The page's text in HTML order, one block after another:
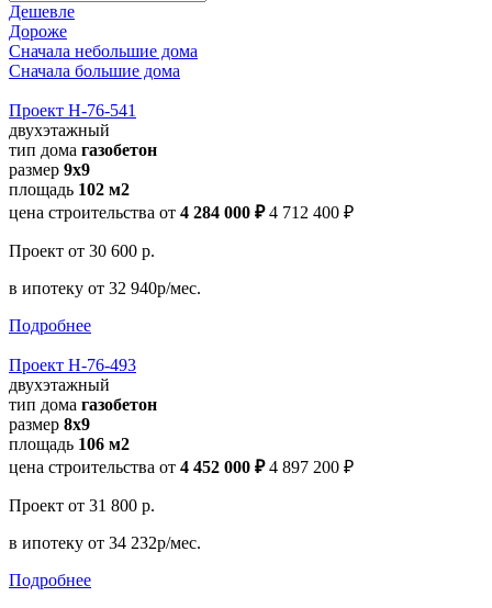
Дешевле
Дороже
Сначала небольшие дома
Сначала большие дома
Проект Н-76-541
двухэтажный
тип дома газобетон
размер 9х9
площадь 102 м2
цена строительства от 4 284 000 ₽ 4 712 400 ₽
Проект от 30 600 р.
в ипотеку от 32 940р/мес.
Подробнее
Проект Н-76-493
двухэтажный
тип дома газобетон
размер 8х9
площадь 106 м2
цена строительства от 4 452 000 ₽ 4 897 200 ₽
Проект от 31 800 р.
в ипотеку от 34 232р/мес.
Подробнее